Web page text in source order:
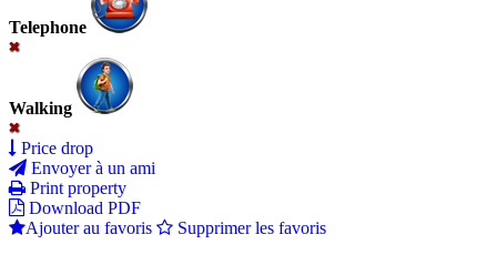
Telephone
Walking
Price drop
Envoyer à un ami
Print property
Download PDF
Ajouter au favoris
Supprimer les favoris